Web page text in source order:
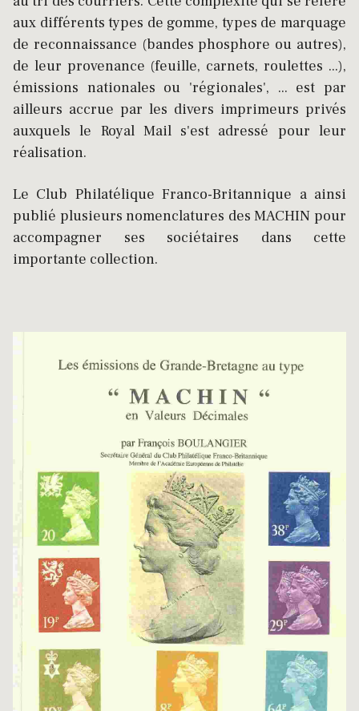
aux différents types de gomme, types de marquage
de reconnaissance (bandes phosphore ou autres),
de leur provenance (feuille, carnets, roulettes ...),
émissions nationales ou 'régionales', ... est par
ailleurs accrue par les divers imprimeurs privés
auxquels le Royal Mail s'est adressé pour leur
réalisation.
Le Club Philatélique Franco-Britannique a ainsi
publié plusieurs nomenclatures des MACHIN pour
accompagner ses sociétaires dans cette
importante collection.